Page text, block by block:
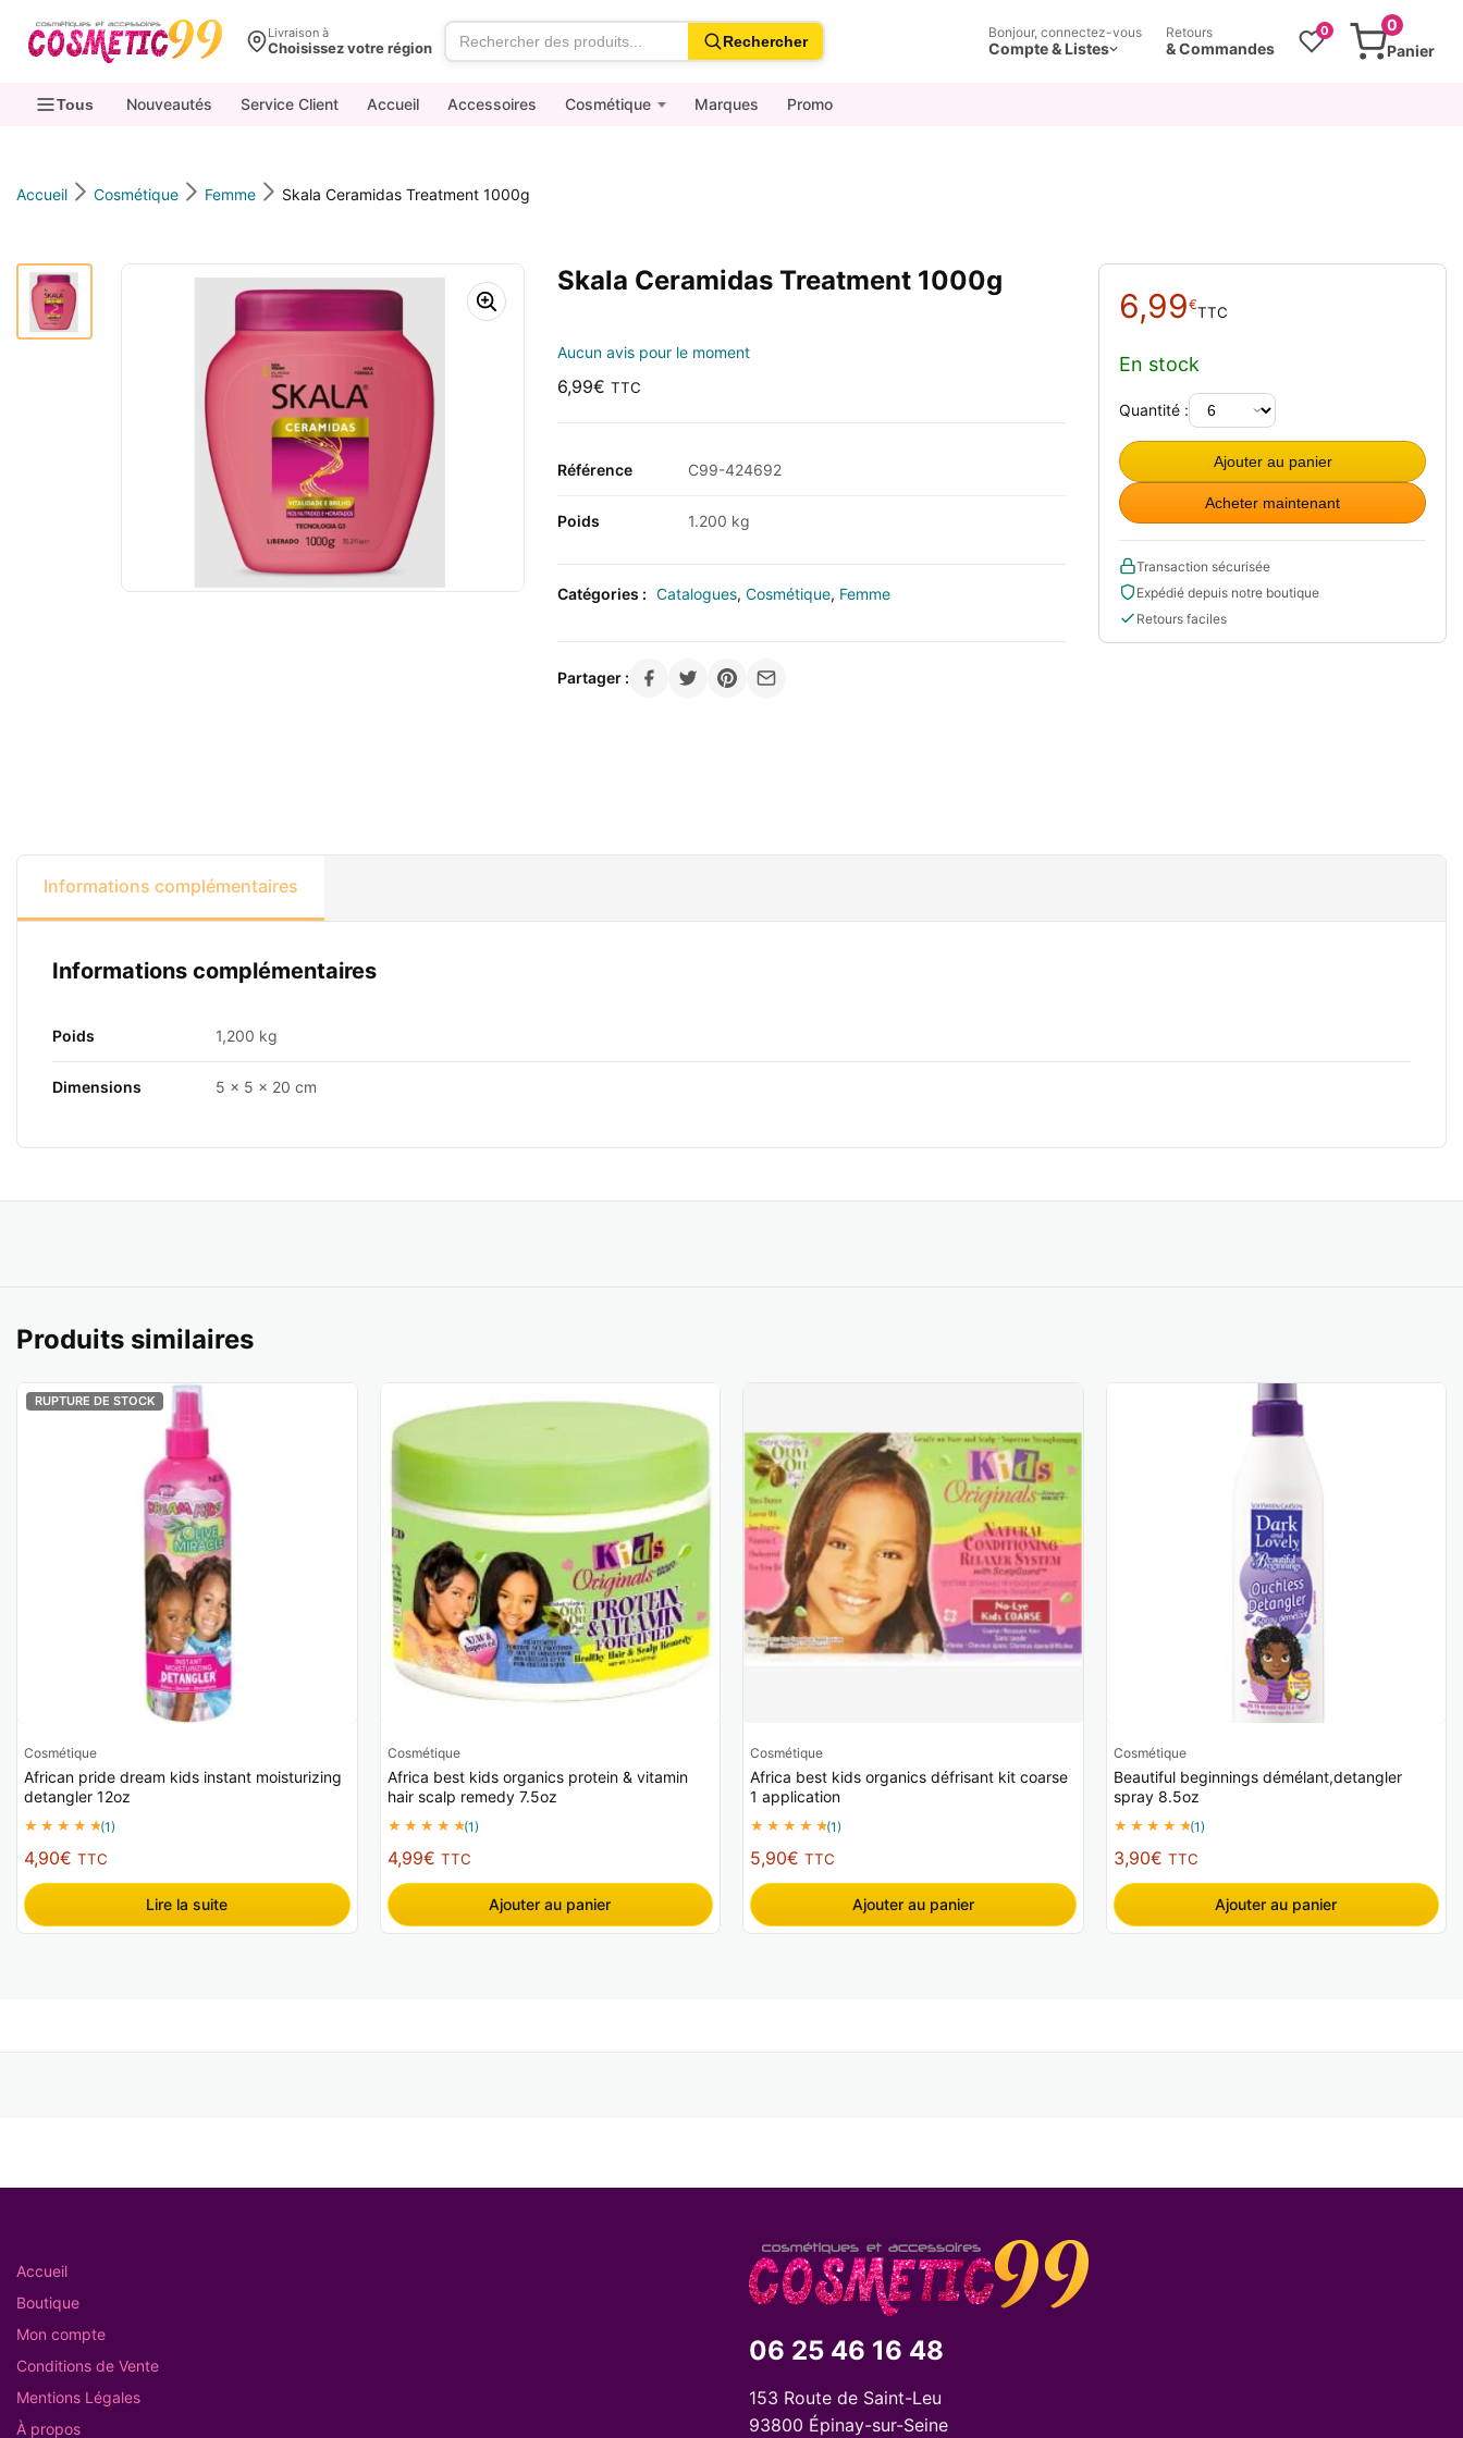
contenu
Livraison à
Choisissez votre région Rechercher
Bonjour, connectez-vous
Compte & Listes
Retours
& Commandes
0
0
Panier
Tous Nouveautés Service Client Accueil Accessoires Cosmétique Marques Promo
Accueil Cosmétique Femme Skala Ceramidas Treatment 1000g
Skala Ceramidas Treatment 1000g
Aucun avis pour le moment
6,99€ TTC
Référence C99-424692
Poids 1.200 kg
Catégories : Catalogues, Cosmétique, Femme
Partager :
6,99€TTC
En stock
Quantité :
Ajouter au panier
Acheter maintenant
Transaction sécurisée
Expédié depuis notre boutique
Retours faciles
Informations complémentaires
Informations complémentaires
Poids 1,200 kg
Dimensions 5 × 5 × 20 cm
Produits similaires
RUPTURE DE STOCK
Cosmétique
African pride dream kids instant moisturizing
detangler 12oz
(1)
4,90€ TTC
Lire la suite
Cosmétique
Africa best kids organics protein & vitamin
hair scalp remedy 7.5oz
(1)
4,99€ TTC
Ajouter au panier
Cosmétique
Africa best kids organics défrisant kit coarse
1 application
(1)
5,90€ TTC
Ajouter au panier
Cosmétique
Beautiful beginnings démélant,detangler
spray 8.5oz
(1)
3,90€ TTC
Ajouter au panier
Accueil
Boutique
Mon compte
Conditions de Vente
Mentions Légales
À propos
06 25 46 16 48
153 Route de Saint-Leu
93800 Épinay-sur-Seine